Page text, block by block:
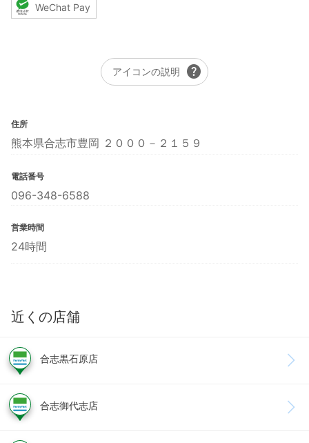
WeChat Pay
アイコンの説明 help
住所
熊本県合志市豊岡 ２０００－２１５９
電話番号
096-348-6588
営業時間
24時間
近くの店舗
合志黒石原店
合志御代志店